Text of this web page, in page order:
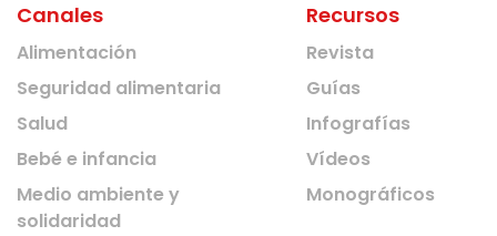
Canales
Alimentación
Seguridad alimentaria
Salud
Bebé e infancia
Medio ambiente y
solidaridad
Recursos
Revista
Guías
Infografías
Vídeos
Monográficos